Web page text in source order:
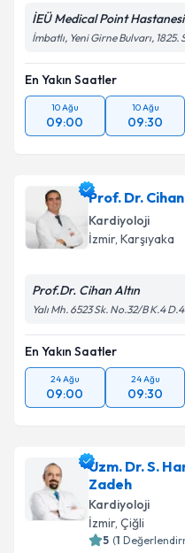
İEÜ Medical Point Hastanesi
İmbatlı, Yeni Girne Bulvarı, 1825.
En Yakın Saatler
10 Ağu
09:00
10 Ağu
09:30
Prof. Dr.
Kardiyoloji
İzmir, Karşıyaka
Prof.Dr. Cihan Altın
Yalı Mh. 6523 Sk. No.32/B K.4
En Yakın Saatler
24 Ağu
09:00
24 Ağu
09:30
Uzm. Dr. S.
Zadeh
Kardiyoloji
İzmir, Çiğli
5 (1